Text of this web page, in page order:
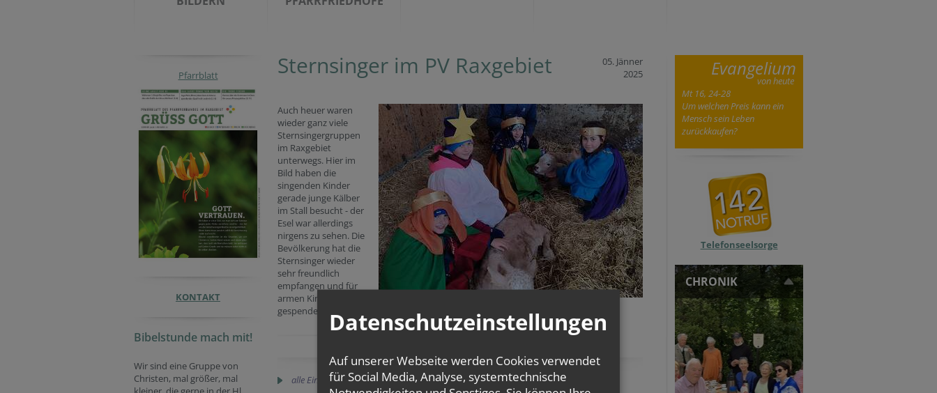
Pfarrblatt
KONTAKT
Bibelstunde mach mit!
Wir sind eine Gruppe von
Christen, mal größer, mal
Sternsinger im PV Raxgebiet
05. Jänner
2025
Auch heuer waren
wieder ganz viele
Sternsingergruppen
im Raxgebiet
unterwegs. Hier im
Bild haben die
singenden Kinder
gerade junge Kälber
im Stall besucht - der
Esel war allerdings
nirgens zu sehen. Die
Bevölkerung hat die
Sternsinger wieder
sehr freundlich
empfangen und für
armen Kinder in Nepal
gespendet. Danke!
alle Einträge anzeigen
Evangelium
von heute
Mt 16, 24-28
Um welchen Preis kann ein
Mensch sein Leben
zurückkaufen?
Telefonseelsorge
CHRONIK
Datenschutzeinstellungen
Auf unserer Webseite werden Cookies verwendet
für Social Media, Analyse, systemtechnische